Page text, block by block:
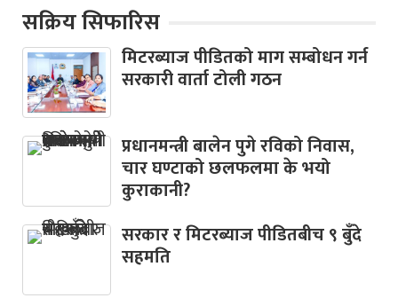
सक्रिय सिफारिस
मिटरब्याज पीडितको माग सम्बोधन गर्न
सरकारी वार्ता टोली गठन
प्रधानमन्त्री बालेन पुगे रविको निवास,
चार घण्टाको छलफलमा के भयो
कुराकानी?
सरकार र मिटरब्याज पीडितबीच ९ बुँदे
सहमति